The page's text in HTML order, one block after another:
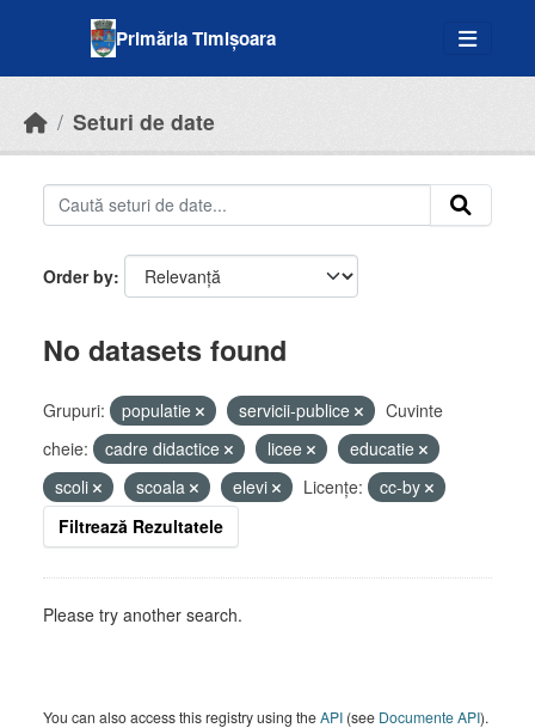
Primăria Timișoara
Seturi de date
Order by
No datasets found
Grupuri: populatie servicii-publice
Cuvinte
cheie:
cadre didactice licee
educatie
scoli
scoala elevi Licenţe:
cc-by
Filtrează Rezultatele
Please try another search.
You can also access this registry using theAPI (see Documente API).